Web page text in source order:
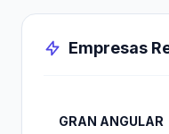
Empresas
GRAN ANGULAR